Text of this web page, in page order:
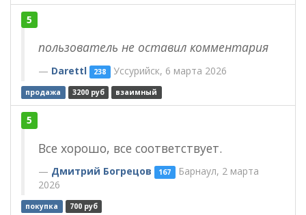
5
пользователь не оставил комментария
Darettl 238 Уссурийск, 6 марта 2026
продажа 3200 руб взаимный
5
Все хорошо, все соответствует.
Дмитрий Богрецов 167 Барнаул, 2 марта
2026
покупка 700 руб